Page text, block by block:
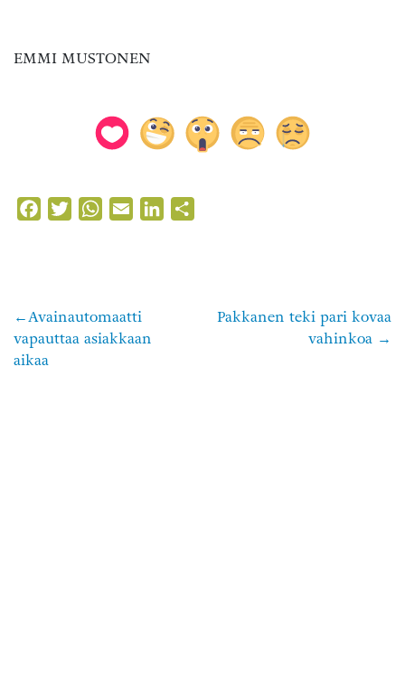
EMMI MUSTONEN
FacebookTwitterWhatsApp
Email LinkedIn
Artikkelien
selaus
Avainautomaatti
vapauttaa asiakkaan
aikaa
Pakkanen teki pari kovaa
vahinkoa